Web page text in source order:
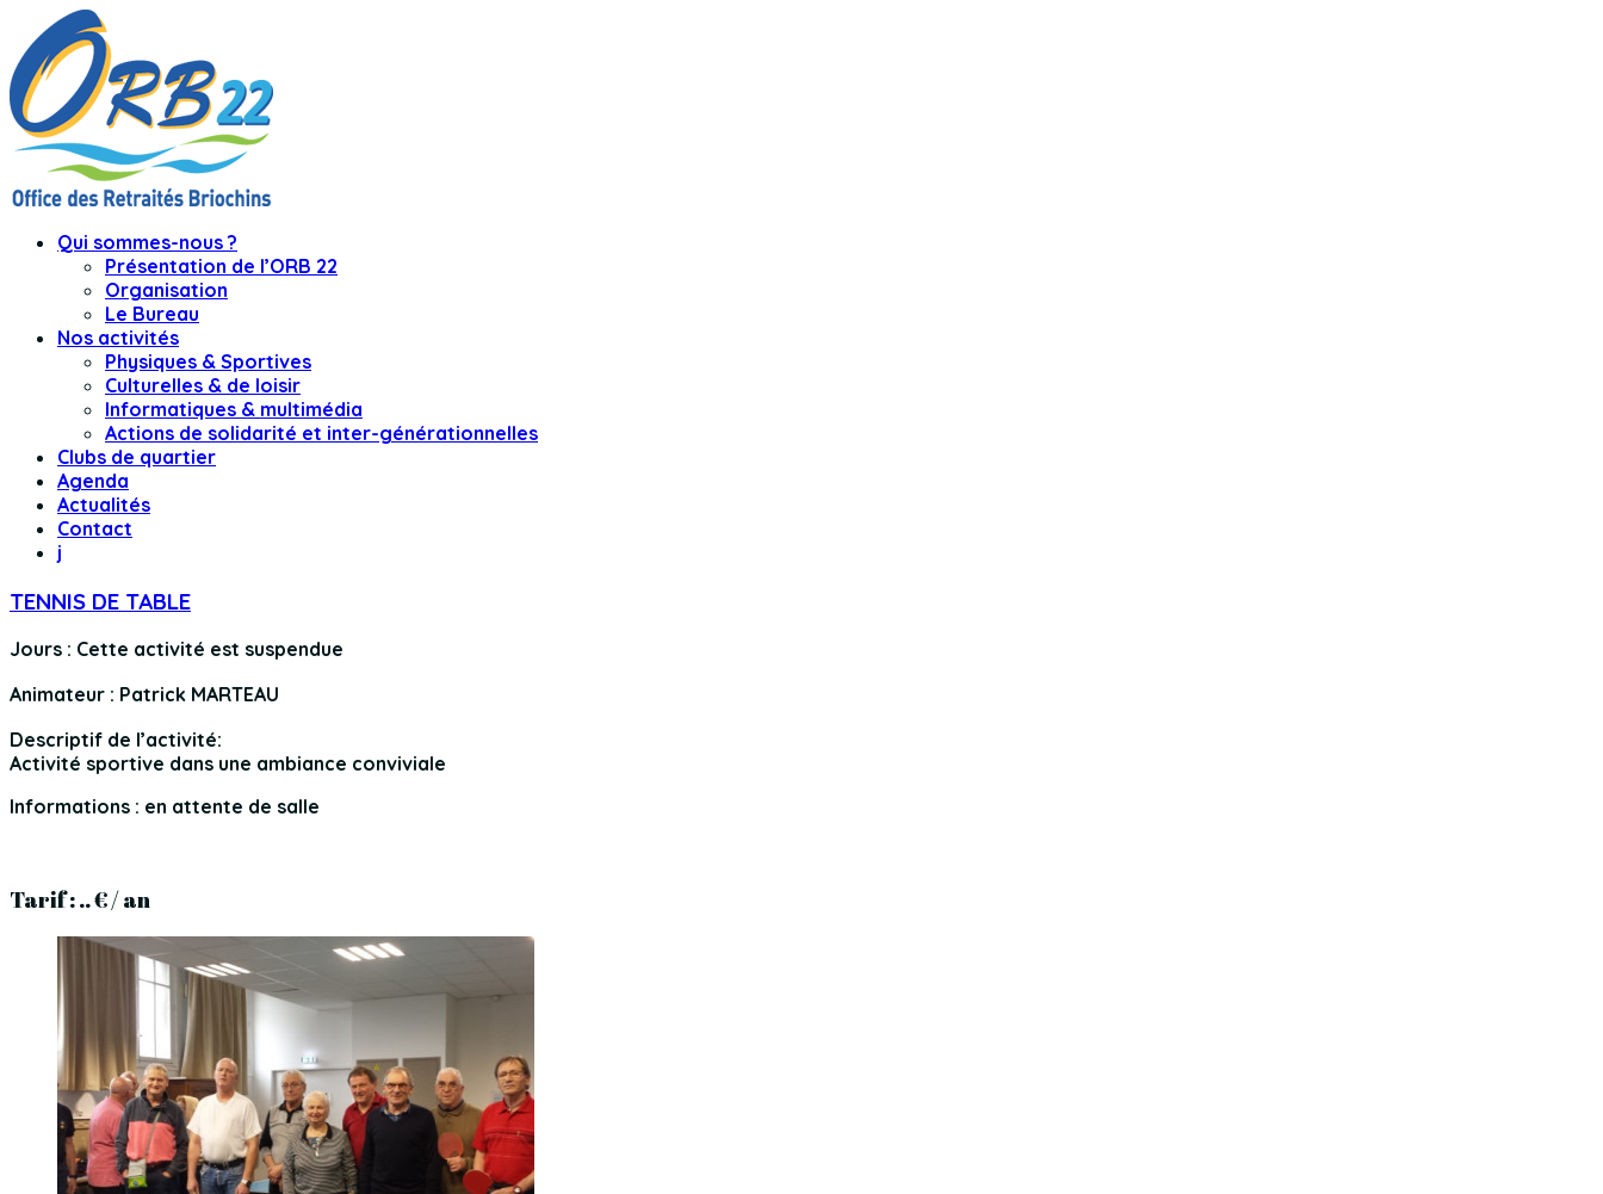
Qui sommes-nous ?
Présentation de l’ORB 22
Organisation
Le Bureau
Nos activités
Physiques & Sportives
Culturelles & de loisir
Informatiques & multimédia
Actions de solidarité et inter-générationnelles
Clubs de quartier
Agenda
Actualités
Contact
j
TENNIS DE TABLE
Jours : Cette activité est suspendue
Animateur : Patrick MARTEAU
Descriptif de l’activité:
Activité sportive dans une ambiance conviviale
Informations : en attente de salle
Tarif : .. € / an